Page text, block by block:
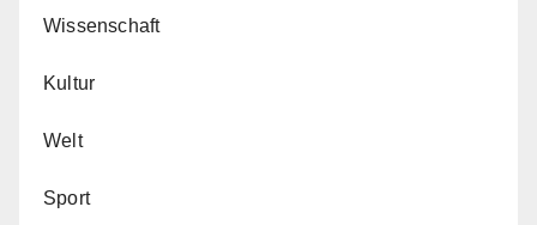
Wissenschaft
Kultur
Welt
Sport